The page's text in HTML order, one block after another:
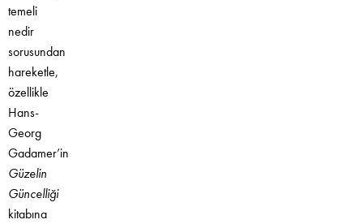
temeli
nedir
sorusundan
hareketle,
özellikle
Hans-
Georg
Gadamer’in
Güzelin
Güncelliği
kitabına